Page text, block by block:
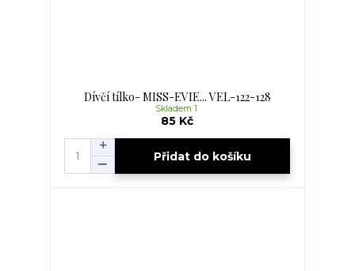
Dívčí tílko- MISS-EVIE... VEL-122-128
85 Kč
Skladem 1
Přidat do košíku